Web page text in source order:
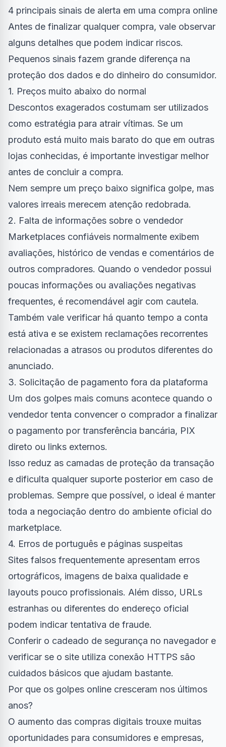
4 principais sinais de alerta em uma compra online
Antes de finalizar qualquer compra, vale observar
alguns detalhes que podem indicar riscos.
Pequenos sinais fazem grande diferença na
proteção dos dados e do dinheiro do consumidor.
1. Preços muito abaixo do normal
Descontos exagerados costumam ser utilizados
como estratégia para atrair vítimas. Se um
produto está muito mais barato do que em outras
lojas conhecidas, é importante investigar melhor
antes de concluir a compra.
Nem sempre um preço baixo significa golpe, mas
valores irreais merecem atenção redobrada.
2. Falta de informações sobre o vendedor
Marketplaces confiáveis normalmente exibem
avaliações, histórico de vendas e comentários de
outros compradores. Quando o vendedor possui
poucas informações ou avaliações negativas
frequentes, é recomendável agir com cautela.
Também vale verificar há quanto tempo a conta
está ativa e se existem reclamações recorrentes
relacionadas a atrasos ou produtos diferentes do
anunciado.
3. Solicitação de pagamento fora da plataforma
Um dos golpes mais comuns acontece quando o
vendedor tenta convencer o comprador a finalizar
o pagamento por transferência bancária, PIX
direto ou links externos.
Isso reduz as camadas de proteção da transação
e dificulta qualquer suporte posterior em caso de
problemas. Sempre que possível, o ideal é manter
toda a negociação dentro do ambiente oficial do
marketplace.
4. Erros de português e páginas suspeitas
Sites falsos frequentemente apresentam erros
ortográficos, imagens de baixa qualidade e
layouts pouco profissionais. Além disso, URLs
estranhas ou diferentes do endereço oficial
podem indicar tentativa de fraude.
Conferir o cadeado de segurança no navegador e
verificar se o site utiliza conexão HTTPS são
cuidados básicos que ajudam bastante.
Por que os golpes online cresceram nos últimos
anos?
O aumento das compras digitais trouxe muitas
oportunidades para consumidores e empresas,